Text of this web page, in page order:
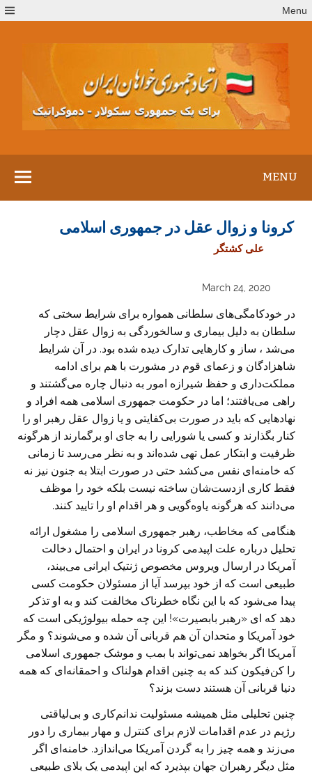
to
Menu
MENU
کرونا و زوال عقل در جمهوری اسلامی
علی کشتگر
March 24, 2020
در خودکامگی‌های سلطانی همواره برای شرایط سختی که
سلطان به دلیل بیماری و سالخوردگی به زوال عقل دچار
می‌شد ، ساز و کارهایی تدارک دیده شده بود. در آن شرایط
شاهزادگان و زعمای قوم در مشورت با هم برای ادامه
مملکت‌داری و حفظ شیرازه امور به دنبال چاره می‌گشتند و
راهی می‌یافتند؛ اما در حکومت جمهوری اسلامی همه افراد و
نهادهایی که باید در صورت بی‌کفایتی و یا زوال عقل رهبر او را
کنار بگذارند و کسی یا شورایی را به جای او برگمارند از هرگونه
ظرفیت و ابتکار عمل تهی شده‌اند و به نظر می‌رسد تا زمانی
که خامنه‌ای نفس می‌کشد حتی در صورت ابتلا به جنون نیز نه
فقط کاری ازدست‌شان ساخته نیست بلکه خود را موظف
می‌دانند که هرگونه یاوه‌گویی و هر اقدام او را تایید کنند.
هنگامی که مخاطب، رهبر جمهوری اسلامی را مشغول ارائه
تحلیل درباره علت اپیدمی کرونا در ایران و احتمال دخالت
آمریکا در ارسال ویروس مخصوص ژنتیک ایرانی می‌بیند،
طبیعی است که از خود بپرسد آیا از مسئولان حکومت کسی
پیدا می‌شود که با این نگاه خطرناک مخالفت کند و به او تذکر
دهد که ای «رهبر بابصیرت»! این چه حمله بیولوژیکی است که
خود آمریکا و متحدان آن هم قربانی آن شده و می‌شوند؟ و مگر
آمریکا اگر بخواهد نمی‌تواند با بمب و موشک جمهوری اسلامی
را کن‌فیکون کند که به چنین اقدام هولناک و احمقانه‌ای که همه
دنیا قربانی آن هستند دست بزند؟
چنین تحلیلی مثل همیشه مسئولیت ندانم‌کاری و بی‌لیاقتی
رژیم در عدم اقدامات لازم برای کنترل و مهار بیماری را دور
می‌زند و همه چیز را به گردن آمریکا می‌اندازد. خامنه‌ای اگر
مثل دیگر رهبران جهان بپذیرد که این اپیدمی یک بلای طبیعی